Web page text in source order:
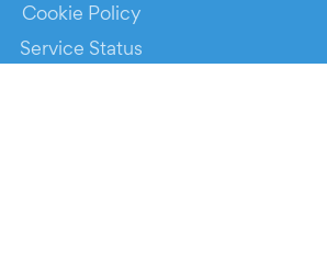
Cookie Policy
Service Status